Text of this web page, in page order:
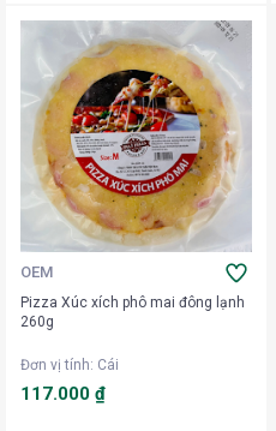
OEM
Pizza Xúc xích phô mai đông lạnh
260g
Đơn vị tính: Cái
117.000 ₫